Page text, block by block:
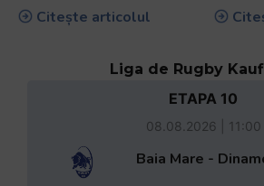
Citește articolul
Liga de Rugby
ETAPA 10
08.08.2026 | 11:00
Baia Mare -